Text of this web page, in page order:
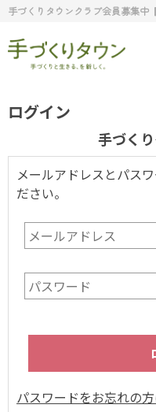
手づくりタウンクラブ会員募集中
ログイン
手づく
メールアドレスとパス
ださい。
パスワードをお忘れの